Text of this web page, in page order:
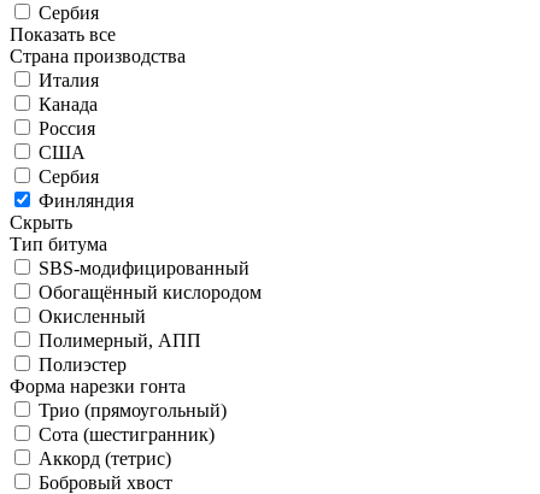
Сербия
Показать все
Страна производства
Италия
Канада
Россия
США
Сербия
Финляндия
Скрыть
Тип битума
SBS-модифицированный
Обогащённый кислородом
Окисленный
Полимерный, АПП
Полиэстер
Форма нарезки гонта
Трио (прямоугольный)
Сота (шестигранник)
Аккорд (тетрис)
Бобровый хвост